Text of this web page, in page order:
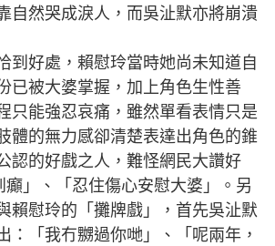
自然哭成淚人，而吳沚默亦將崩潰
到好處，賴慰玲當時她尚未知道自
已被大婆掌握，加上角色生性善
只能強忍哀痛，雖然單看表情只是
體的無力感卻清楚表達出角色的錐
認的好戲之人，難怪網民大讚好
」、「忍住傷心安慰大婆」。另
賴慰玲的「攤牌戲」，首先吳沚默
：「我冇嬲過你哋」、「呢兩年，